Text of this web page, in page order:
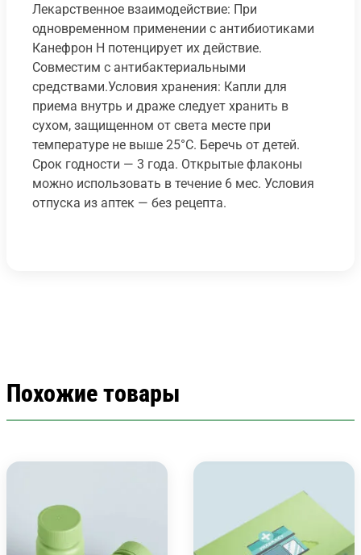
Лекарственное взаимодействие: При
одновременном применении с антибиотиками
Канефрон Н потенцирует их действие.
Совместим с антибактериальными
средствами.Условия хранения: Капли для
приема внутрь и драже следует хранить в
сухом, защищенном от света месте при
температуре не выше 25°C. Беречь от детей.
Срок годности — 3 года. Открытые флаконы
можно использовать в течение 6 мес. Условия
отпуска из аптек — без рецепта.
Похожие товары